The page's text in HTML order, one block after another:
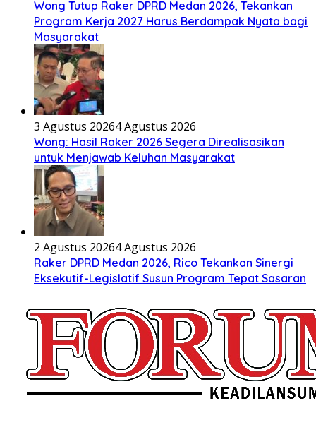
Wong Tutup Raker DPRD Medan 2026, Tekankan
Program Kerja 2027 Harus Berdampak Nyata bagi
Masyarakat
3 Agustus 20264 Agustus 2026
Wong: Hasil Raker 2026 Segera Direalisasikan
untuk Menjawab Keluhan Masyarakat
2 Agustus 20264 Agustus 2026
Raker DPRD Medan 2026, Rico Tekankan Sinergi
Eksekutif-Legislatif Susun Program Tepat Sasaran